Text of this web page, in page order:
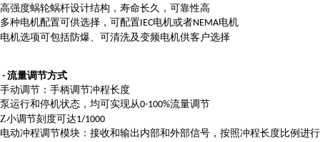
高强度蜗轮蜗杆设计结构，寿命长久，可靠性高
多种电机配置可供选择，可配置IEC电机或者NEMA电机
电机选项可包括防爆、可清洗及变频电机供客户选择
- 流量调节方式
手动调节：手柄调节冲程长度
泵运行和停机状态，均可实现从0-100%流量调节
Z小调节刻度可达1/1000
电动冲程调节模块：接收和输出内部和外部信号，按照冲程长度比例进